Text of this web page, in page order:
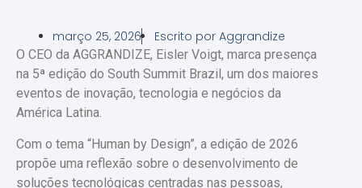
março 25, 2026 Escrito por Aggrandize
O CEO da AGGRANDIZE, Eisler Voigt, marca presença
na 5ª edição do South Summit Brazil, um dos maiores
eventos de inovação, tecnologia e negócios da
América Latina.
Com o tema “Human by Design”, a edição de 2026
propõe uma reflexão sobre o desenvolvimento de
soluções tecnológicas centradas nas pessoas,